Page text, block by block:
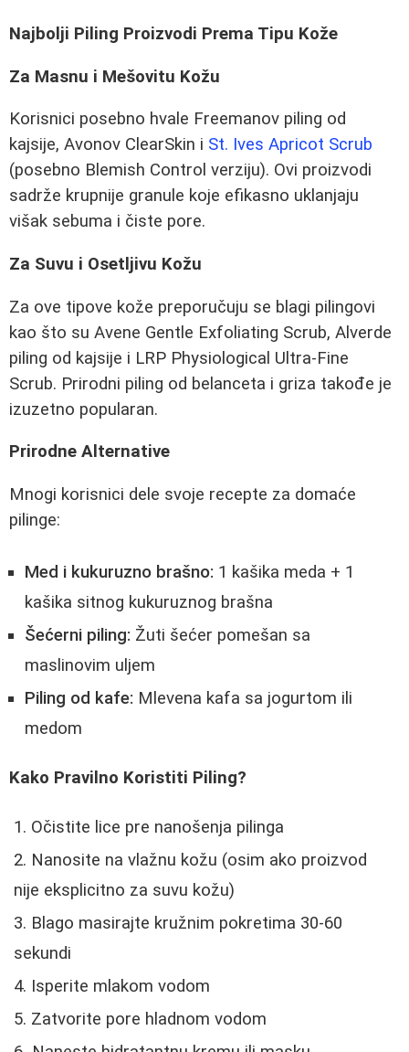
Najbolji Piling Proizvodi Prema Tipu Kože
Za Masnu i Mešovitu Kožu
Korisnici posebno hvale Freemanov piling od
kajsije, Avonov ClearSkin i St. Ives Apricot Scrub
(posebno Blemish Control verziju). Ovi proizvodi
sadrže krupnije granule koje efikasno uklanjaju
višak sebuma i čiste pore.
Za Suvu i Osetljivu Kožu
Za ove tipove kože preporučuju se blagi pilingovi
kao što su Avene Gentle Exfoliating Scrub, Alverde
piling od kajsije i LRP Physiological Ultra-Fine
Scrub. Prirodni piling od belanceta i griza takođe je
izuzetno popularan.
Prirodne Alternative
Mnogi korisnici dele svoje recepte za domaće
pilinge:
Med i kukuruzno brašno: 1 kašika meda + 1
kašika sitnog kukuruznog brašna
Šećerni piling: Žuti šećer pomešan sa
maslinovim uljem
Piling od kafe: Mlevena kafa sa jogurtom ili
medom
Kako Pravilno Koristiti Piling?
Očistite lice pre nanošenja pilinga
Nanosite na vlažnu kožu (osim ako proizvod
nije eksplicitno za suvu kožu)
Blago masirajte kružnim pokretima 30-60
sekundi
Isperite mlakom vodom
Zatvorite pore hladnom vodom